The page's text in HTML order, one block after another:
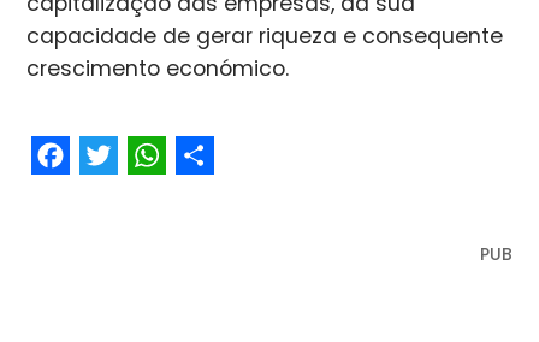
capacidade de gerar riqueza e consequente
crescimento económico.
Facebook
TwitterWhatsApp
PUB